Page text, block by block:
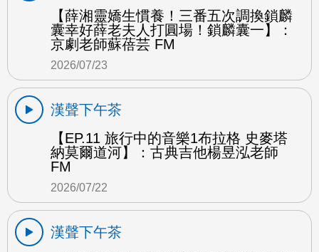
【薛湘靈嬌生慣養！三番五次調換鎖麟
囊幸好薛老夫人打圓場！鎖麟囊一】：
京劇老師蘇蓓芸 FM
2026/07/23
漢聲下午茶
【EP.11 旅行中的音樂1布拉格 史麥塔
納莫爾道河】：古典吉他楊昱泓老師
FM
2026/07/22
漢聲下午茶